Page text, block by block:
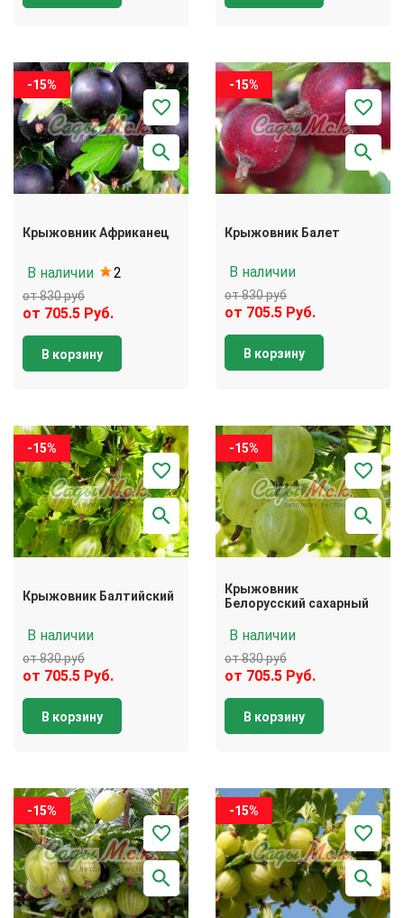
-15%
Крыжовник Африканец
В наличии 2
от 830 руб
от 705.5 Руб.
В корзину
-15%
Крыжовник Балет
В наличии
от 830 руб
от 705.5 Руб.
В корзину
-15%
Крыжовник Балтийский
В наличии
от 830 руб
от 705.5 Руб.
В корзину
-15%
Крыжовник
Белорусский сахарный
В наличии
от 830 руб
от 705.5 Руб.
В корзину
-15% -15%